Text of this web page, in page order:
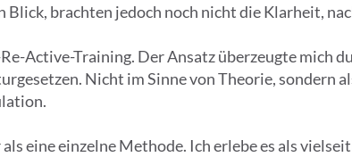
brachten jedoch noch nicht die Klarheit,
Active-Training. Der Ansatz überzeugte mich
Nicht im Sinne von Theorie, sondern
eine einzelne Methode. Ich erlebe es als